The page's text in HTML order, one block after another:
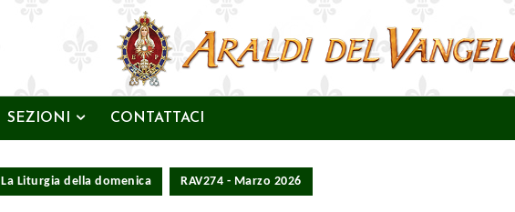
SEZIONI CONTATTACI
La Liturgia della domenica RAV274 - Marzo 2026